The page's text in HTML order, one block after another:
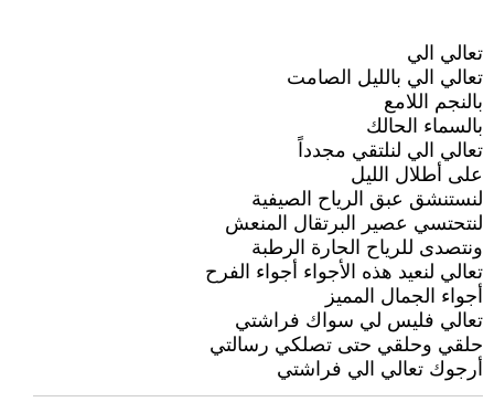
تعالي الي
تعالي الي بالليل الصامت
بالنجم اللامع
بالسماء الحالك
تعالي الي لنلتقي مجدداً
على أطلال الليل
لنستنشق عبق الرياح الصيفية
لنتحتسي عصير البرتقال المنعش
ونتصدى للرياح الحارة الرطبة
تعالي لنعيد هذه الأجواء أجواء الفرح
أجواء الجمال المميز
تعالي فليس لي سواك فراشتي
حلقي وحلقي حتى تصلكي رسالتي
أرجوك تعالي الي فراشتي